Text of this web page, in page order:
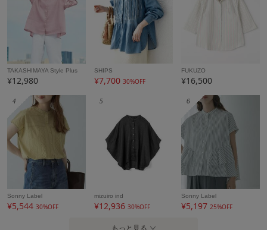
TAKASHIMAYA Style Plus
¥12,980
SHIPS
¥7,70030%OFF
FUKUZO
¥16,500
4
Sonny Label
¥5,544 30%OFF
5
mizuiro ind
¥12,93630%OFF
6
Sonny Label
¥5,19725%OFF
もっと見る